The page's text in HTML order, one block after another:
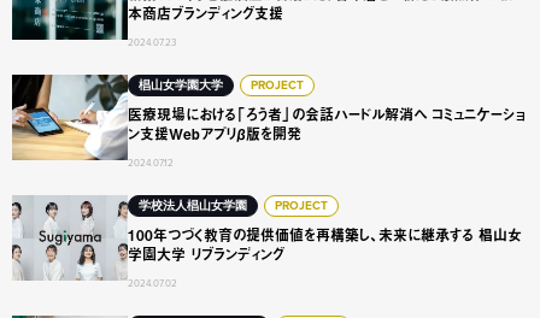
本商店ブランディング支援
2024.07.23
椙山女学園大学 PROJECT
医療現場における「ろう者」の会話ハードル解消へ コミュニケーショ
ン支援Webアプリβ版を開発
2024.07.12
医療現場における「ろう者」の会話ハードル解消へ コミュ
学校法人椙山女学園 PROJECT
100年つづく教育の提供価値を再構築し、未来に継承する 椙山女
学園大学 リブランディング
2024.07.02
100年つづく教育の提供価値を再構築し、未来に継承する